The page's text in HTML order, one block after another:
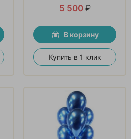
5 500 ₽
В корзину
Купить в 1 клик